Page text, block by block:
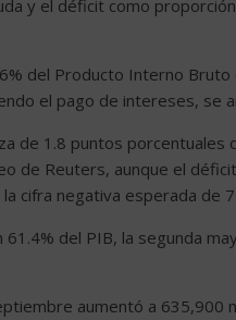
y el déficit como
del Producto Interno
el pago de intereses, se
de 1.8 puntos
de Reuters, aunque el
cifra negativa esperada de
61.4% del PIB, la segunda
aumentó a 635,900